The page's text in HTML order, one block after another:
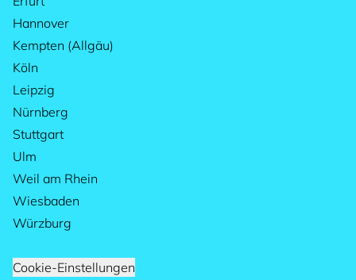
Hannover
Kempten (Allgäu)
Köln
Leipzig
Nürnberg
Stuttgart
Ulm
Weil am Rhein
Wiesbaden
Würzburg
Cookie-Einstellungen